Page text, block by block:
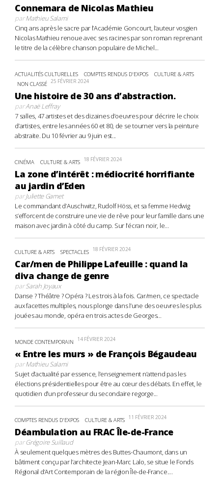
Connemara de Nicolas Mathieu
parMathieu Salami
Cinq ans après le sacre par l’Académie Goncourt, l’auteur vosgien
Nicolas Mathieu renoue avec ses racines par son roman reprenant
le titre de la célèbre chanson populaire de Michel...
ACTUALITÉS CULTURELLES COMPTES RENDUS D'EXPOS
CULTURE & ARTS
NON CLASSÉ 25 FÉVRIER 2024
Une histoire de 30 ans d’abstraction.
parAnaë Leffray
7 salles, 47 artistes et des dizaines d’oeuvres pour décrire le choix
d’artistes, entre les années 60 et 80, de se tourner vers la peinture
abstraite. Du 10 février au 9 juin est...
CINÉMA CULTURE & ARTS 18 FÉVRIER 2024
La zone d’intérêt : médiocrité horrifiante
au jardin d’Eden
parJuliette Gamet
Le commandant d’Auschwitz, Rudolf Höss, et sa femme Hedwig
s’efforcent de construire une vie de rêve pour leur famille dans une
maison avec jardin à côté du camp. Sur l’écran noir, le...
CULTURE & ARTS SPECTACLES 18 FÉVRIER 2024
Car/men de Philippe Lafeuille : quand la
diva change de genre
parSarah Joyaux
Danse ? Théâtre ? Opéra ? Les trois à la fois. Car/men, ce spectacle
aux facettes multiples, nous plonge dans l’une des oeuvres les plus
jouées au monde, opéra en trois actes de Georges...
MONDE CONTEMPORAIN 14 FÉVRIER 2024
« Entre les murs » de François Bégaudeau
parMathieu Salami
Sujet d’actualité par essence, l’enseignement n’attend pas les
élections présidentielles pour être au cœur des débats. En effet, le
quotidien d’un professeur du secondaire regorge...
COMPTES RENDUS D'EXPOS CULTURE & ARTS 11 FÉVRIER 2024
Déambulation au FRAC Île-de-France
parGrégoire Suillaud
À seulement quelques mètres des Buttes-Chaumont, dans un
bâtiment conçu par l’architecte Jean-Marc Lalo, se situe le Fonds
Régional d’Art Contemporain de la région Île-de-France....